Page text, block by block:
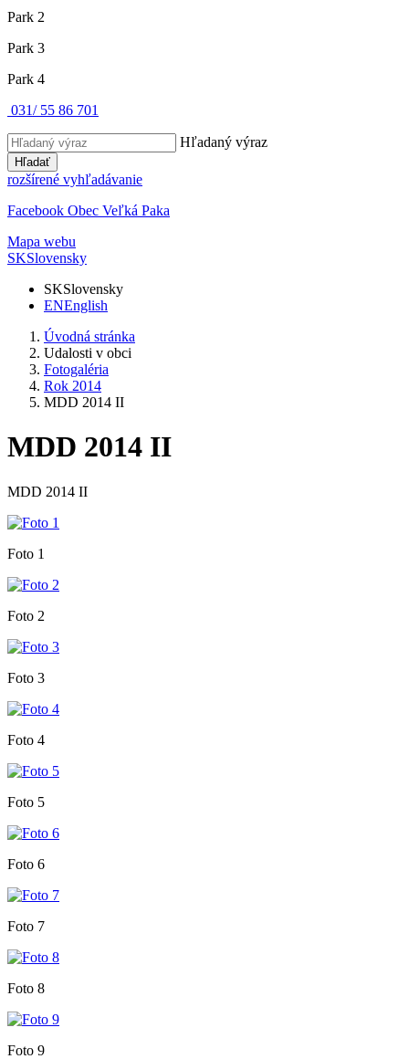
Park 2
Park 3
Park 4
031/ 55 86 701
Hľadaný výraz
Hľadať
rozšírené vyhľadávanie
Facebook Obec Veľká Paka
Mapa webu
SKSlovensky
SKSlovensky
ENEnglish
Úvodná stránka
Udalosti v obci
Fotogaléria
Rok 2014
MDD 2014 II
MDD 2014 II
MDD 2014 II
Foto 1
Foto 2
Foto 3
Foto 4
Foto 5
Foto 6
Foto 7
Foto 8
Foto 9